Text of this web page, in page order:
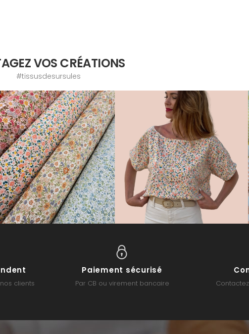
VOS CRÉATIONS
#tissusdesursules
clients
Paiement sécurisé
Par CB ou virement bancaire